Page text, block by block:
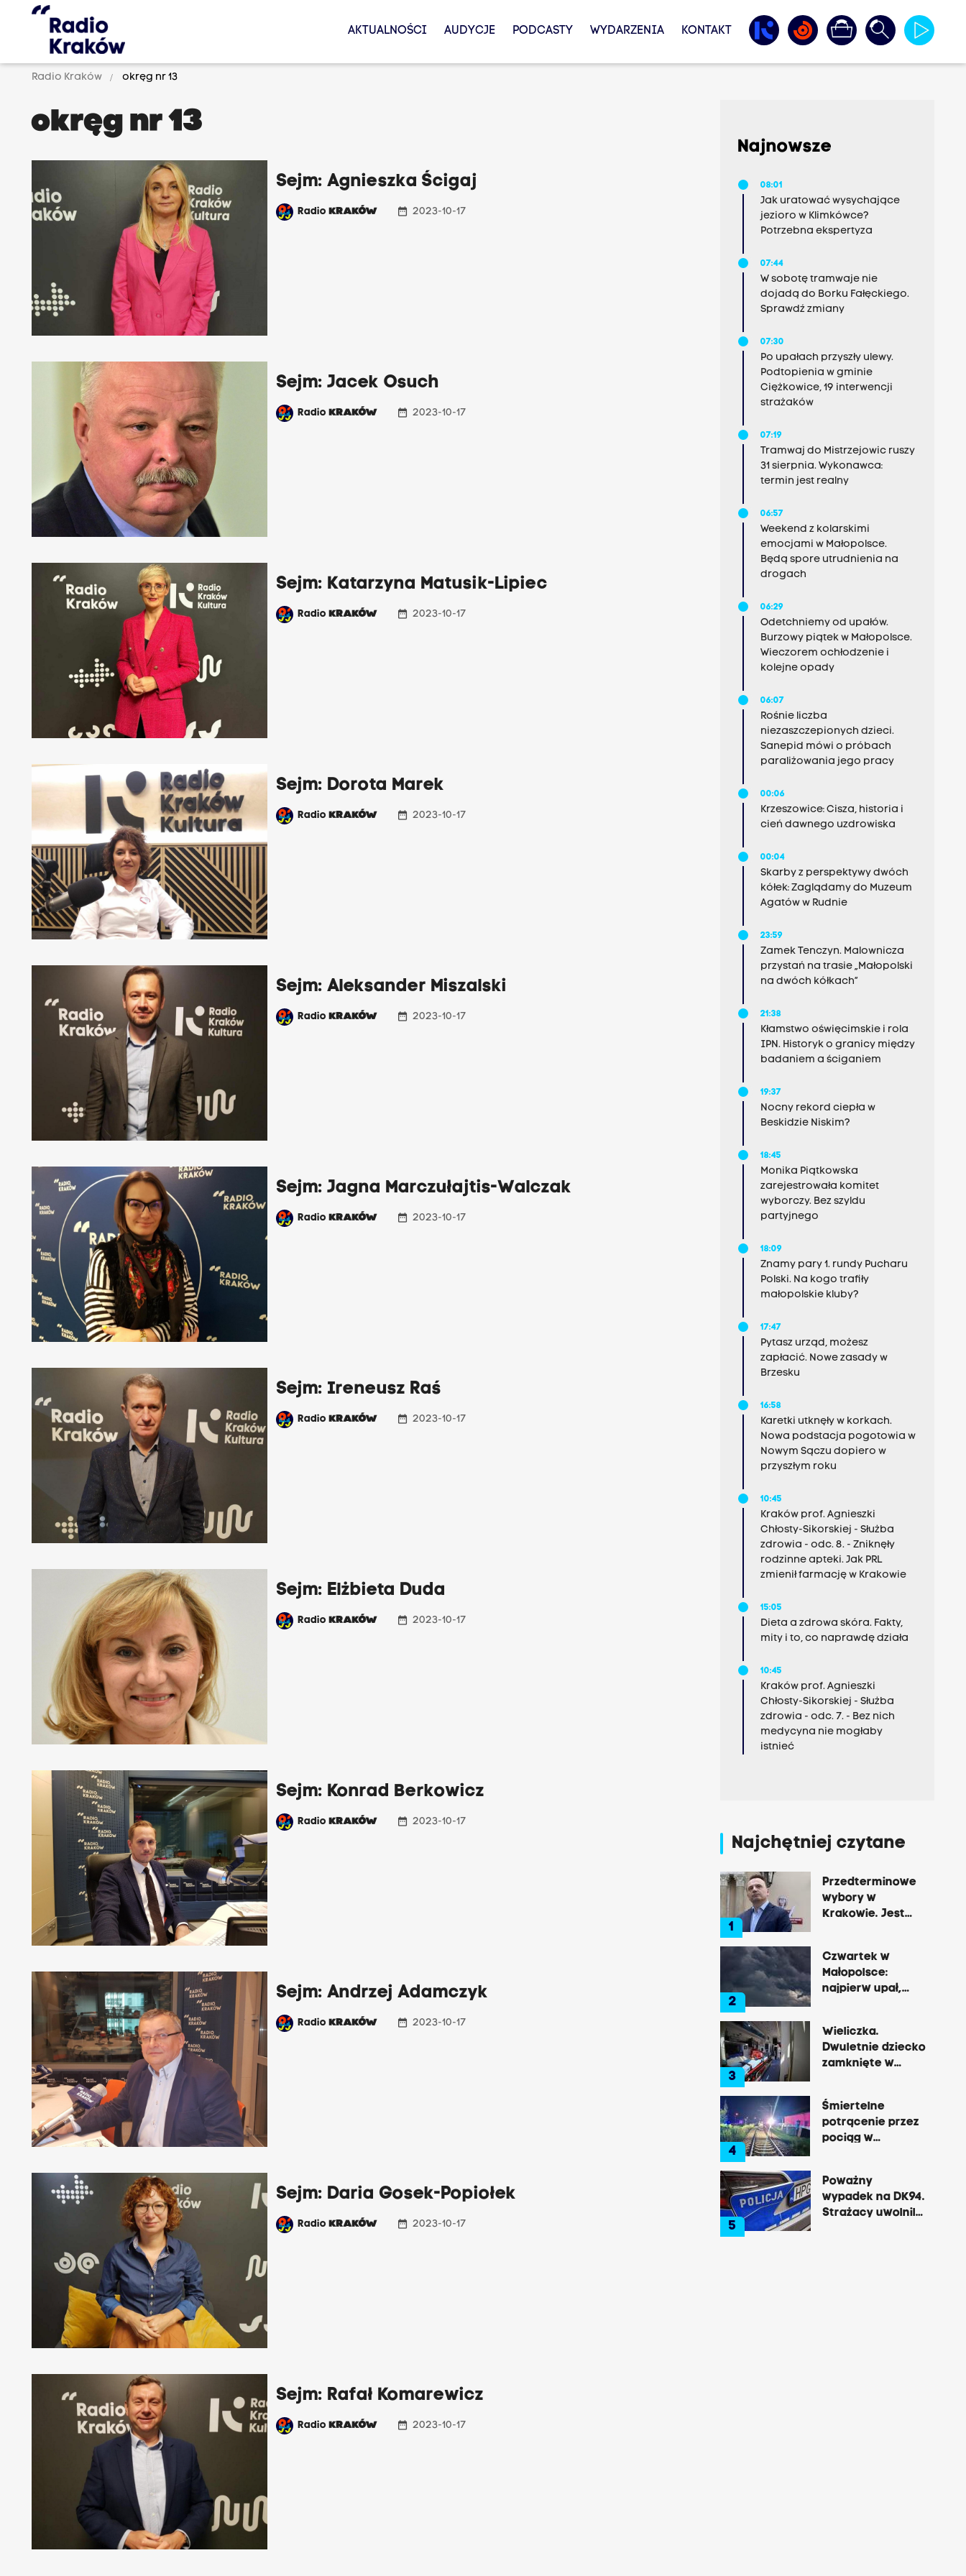
AKTUALNOŚCI AUDYCJE PODCASTY WYDARZENIA KONTAKT
Radio Kraków okręg nr 13
okręg nr 13
Sejm: Agnieszka Ścigaj
RadioKRAKÓW date_range 2023-10-17
Sejm: Jacek Osuch
RadioKRAKÓW date_range 2023-10-17
Sejm: Katarzyna Matusik-Lipiec
RadioKRAKÓW date_range 2023-10-17
Sejm: Dorota Marek
RadioKRAKÓW date_range 2023-10-17
Sejm: Aleksander Miszalski
RadioKRAKÓW date_range 2023-10-17
Sejm: Jagna Marczułajtis-Walczak
RadioKRAKÓW date_range 2023-10-17
Sejm: Ireneusz Raś
RadioKRAKÓW date_range 2023-10-17
Sejm: Elżbieta Duda
RadioKRAKÓW date_range 2023-10-17
Sejm: Konrad Berkowicz
RadioKRAKÓW date_range 2023-10-17
Sejm: Andrzej Adamczyk
RadioKRAKÓW date_range 2023-10-17
Sejm: Daria Gosek-Popiołek
RadioKRAKÓW date_range 2023-10-17
Sejm: Rafał Komarewicz
RadioKRAKÓW date_range 2023-10-17
Najnowsze
08:01
Jak uratować wysychające
jezioro w Klimkówce?
Potrzebna ekspertyza
07:44
W sobotę tramwaje nie
dojadą do Borku Fałęckiego.
Sprawdź zmiany
07:30
Po upałach przyszły ulewy.
Podtopienia w gminie
Ciężkowice, 19 interwencji
strażaków
07:19
Tramwaj do Mistrzejowic ruszy
31 sierpnia. Wykonawca:
termin jest realny
06:57
Weekend z kolarskimi
emocjami w Małopolsce.
Będą spore utrudnienia na
drogach
06:29
Odetchniemy od upałów.
Burzowy piątek w Małopolsce.
Wieczorem ochłodzenie i
kolejne opady
06:07
Rośnie liczba
niezaszczepionych dzieci.
Sanepid mówi o próbach
paraliżowania jego pracy
00:06
Krzeszowice: Cisza, historia i
cień dawnego uzdrowiska
00:04
Skarby z perspektywy dwóch
kółek: Zaglądamy do Muzeum
Agatów w Rudnie
23:59
Zamek Tenczyn. Malownicza
przystań na trasie „Małopolski
na dwóch kółkach”
21:38
Kłamstwo oświęcimskie i rola
IPN. Historyk o granicy między
badaniem a ściganiem
19:37
Nocny rekord ciepła w
Beskidzie Niskim?
18:45
Monika Piątkowska
zarejestrowała komitet
wyborczy. Bez szyldu
partyjnego
18:09
Znamy pary 1. rundy Pucharu
Polski. Na kogo trafiły
małopolskie kluby?
17:47
Pytasz urząd, możesz
zapłacić. Nowe zasady w
Brzesku
16:58
Karetki utknęły w korkach.
Nowa podstacja pogotowia w
Nowym Sączu dopiero w
przyszłym roku
10:45
Kraków prof. Agnieszki
Chłosty-Sikorskiej - Służba
zdrowia - odc. 8. - Zniknęły
rodzinne apteki. Jak PRL
zmienił farmację w Krakowie
15:05
Dieta a zdrowa skóra. Fakty,
mity i to, co naprawdę działa
10:45
Kraków prof. Agnieszki
Chłosty-Sikorskiej - Służba
zdrowia - odc. 7. - Bez nich
medycyna nie mogłaby
istnieć
Najchętniej czytane
1
Przedterminowe
wybory w
Krakowie. Jest
2
Czwartek w
Małopolsce:
najpierw upał,
3
Wieliczka.
Dwuletnie dziecko
zamknięte w
zakupach
4
Śmiertelne
potrącenie przez
pociąg w
trasie do Krakowa
5
Poważny
wypadek na DK94.
Strażacy uwolnili